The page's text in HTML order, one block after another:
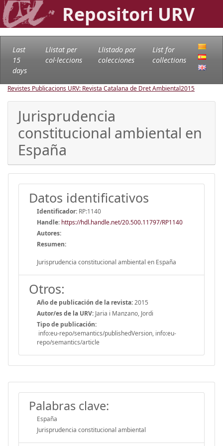
Repositori URV
Last
15
days
Llistat per
col·leccions
Llistado por
colecciones
List for
collections
Revistes Publicacions URV: Revista Catalana de Dret Ambiental2015
Jurisprudencia
constitucional ambiental en
España
Datos identificativos
Identificador: RP:1140
Handle: https://hdl.handle.net/20.500.11797/RP1140
Autores:
Resumen:
Jurisprudencia constitucional ambiental en España
Otros:
Año de publicación de la revista:2015
Autor/es de la URV: Jaria i Manzano, Jordi
Tipo de publicación:
info:eu-repo/semantics/publishedVersion, info:eu-
repo/semantics/article
Palabras clave:
España
Jurisprudencia constitucional ambiental